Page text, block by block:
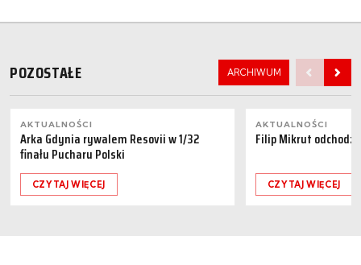
POZOSTAŁE ARCHIWUM
AKTUALNOŚCI
Arka Gdynia rywalem Resovii w 1/32
finału Pucharu Polski
CZYTAJ WIĘCEJ
AKTUALNOŚCI
Filip Mikrut
CZYTAJ WIĘCEJ